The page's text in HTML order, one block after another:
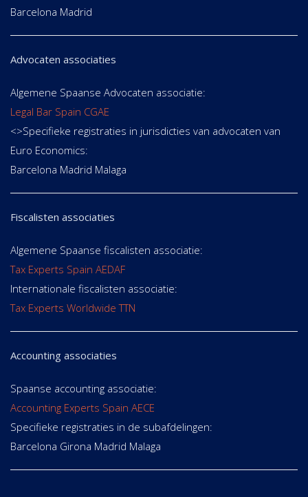
Barcelona Madrid
Advocaten associaties
Algemene Spaanse Advocaten associatie:
Legal Bar Spain CGAE
<>Specifieke registraties in jurisdicties van advocaten van
Euro Economics:
Barcelona Madrid Malaga
Fiscalisten associaties
Algemene Spaanse fiscalisten associatie:
Tax Experts Spain AEDAF
Internationale fiscalisten associatie:
Tax Experts Worldwide TTN
Accounting associaties
Spaanse accounting associatie:
Accounting Experts Spain AECE
Specifieke registraties in de subafdelingen:
Barcelona Girona Madrid Malaga